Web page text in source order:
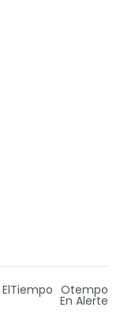
ElTiempo Otempo
En Alerte